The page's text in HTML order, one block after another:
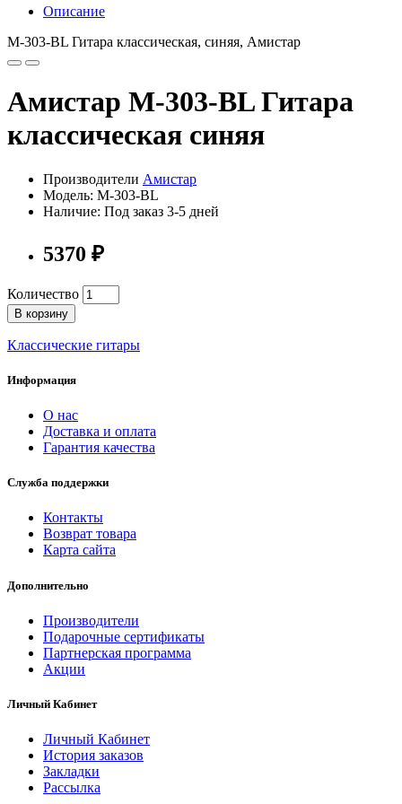
Описание
M-303-BL Гитара классическая, синяя, Амистар
Амистар M-303-BL Гитара
классическая синяя
Производители Амистар
Модель: M-303-BL
Наличие: Под заказ 3-5 дней
5370 ₽
Количество
В корзину
Классические гитары
Информация
О нас
Доставка и оплата
Гарантия качества
Служба поддержки
Контакты
Возврат товара
Карта сайта
Дополнительно
Производители
Подарочные сертификаты
Партнерская программа
Акции
Личный Кабинет
Личный Кабинет
История заказов
Закладки
Рассылка